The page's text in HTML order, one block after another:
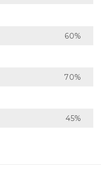
60%
70%
45%